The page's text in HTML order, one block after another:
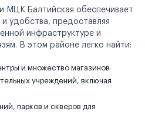
МЦК Балтийская обеспечивает
удобства, предоставляя
инфраструктуре и
В этом районе легко найти:
и множество магазинов
учреждений, включая
парков и скверов для